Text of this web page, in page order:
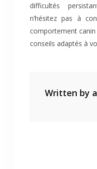
difficultés
n’hésitez pas à
comportement
conseils adaptés à
Written by